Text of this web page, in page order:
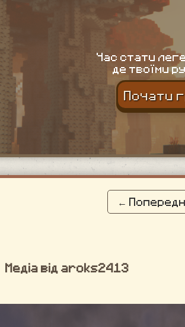
Час стати
де твоїми
Почати
←
Медіа від aroks2413